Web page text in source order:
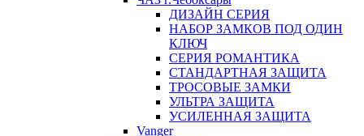
ДИЗАЙН СЕРИЯ
НАБОР ЗАМКОВ ПОД ОДИН
КЛЮЧ
СЕРИЯ РОМАНТИКА
СТАНДАРТНАЯ ЗАЩИТА
ТРОСОВЫЕ ЗАМКИ
УЛЬТРА ЗАЩИТА
УСИЛЕННАЯ ЗАЩИТА
Vanger